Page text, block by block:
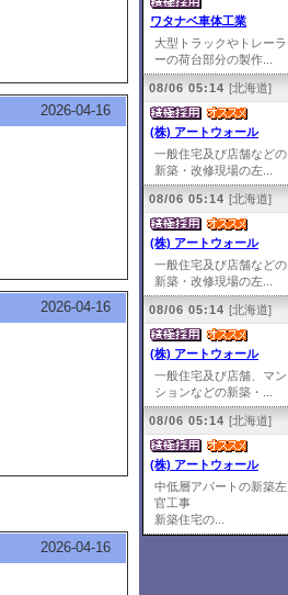
2026-04-16
2026-04-16
2026-04-16
ワタナベ車体工業
大型トラックやトレーラ
ーの荷台部分の製作...
08/06 05:14 [北海道]
(株) アートウォール
一般住宅及び店舗などの
新築・改修現場の左...
08/06 05:14 [北海道]
(株) アートウォール
一般住宅及び店舗などの
新築・改修現場の左...
08/06 05:14 [北海道]
(株) アートウォール
一般住宅及び店舗、マン
ションなどの新築・...
08/06 05:14 [北海道]
(株) アートウォール
中低層アパートの新築左
官工事
新築住宅の...